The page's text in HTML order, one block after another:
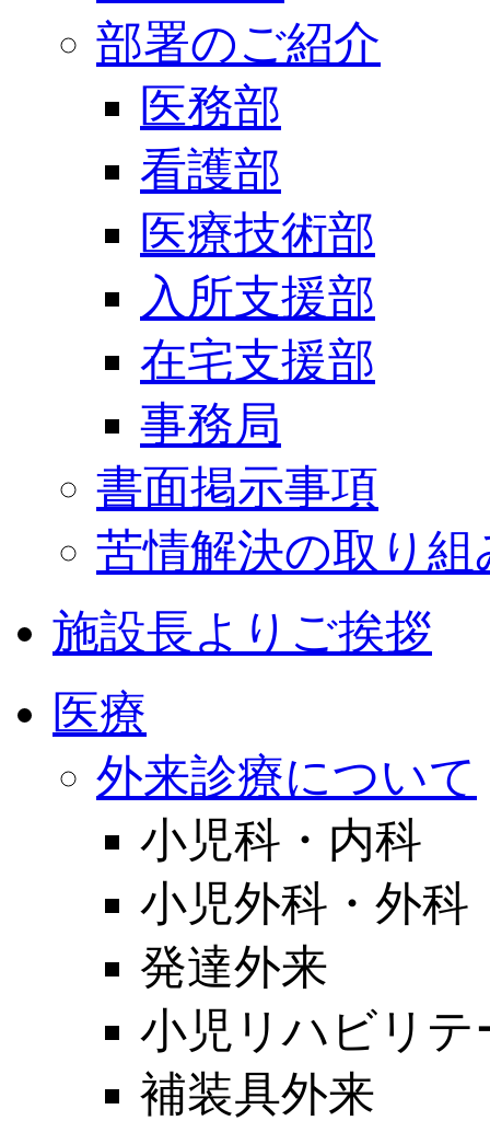
部署のご紹介
医務部
看護部
医療技術部
入所支援部
在宅支援部
事務局
書面掲示事項
苦情解決の取り組
施設長よりご挨拶
医療
外来診療について
小児科・内科
小児外科・外科
発達外来
小児リハビリ
補装具外来